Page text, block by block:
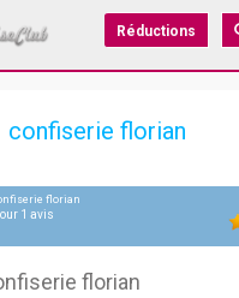
Réductions
confiserie florian
florian
1 avis
florian